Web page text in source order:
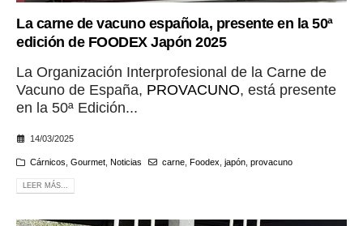
La carne de vacuno española, presente en la 50ª
edición de FOODEX Japón 2025
La Organización Interprofesional de la Carne de
Vacuno de España, PROVACUNO, está presente
en la 50ª Edición...
14/03/2025
Cárnicos Gourmet, Noticias carne, Foodex japón, provacuno
LEER MÁS...